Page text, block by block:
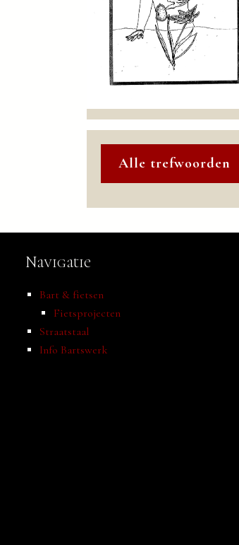
Alle trefwoorden
Navigatie
Bart & fietsen
Fietsprojecten
Straatstaal
Info Bartswerk